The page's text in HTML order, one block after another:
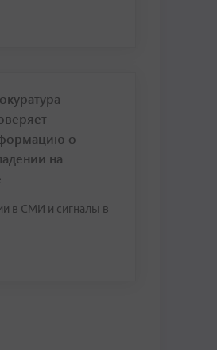
о
на
в СМИ и сигналы в